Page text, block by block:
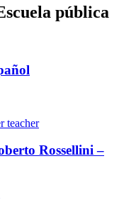
pública
Rossellini –